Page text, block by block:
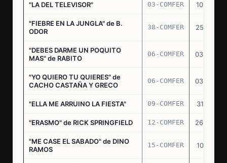
"LA DEL TELEVISOR" 03-COMFER 10.01.73
"FIEBRE EN LA JUNGLA" de B.
ODOR
38-COMFER 25.10.73
"DEBES DARME UN POQUITO
MAS" de RABITO
06-COMFER 03.05.74
"YO QUIERO TU QUIERES" de
CACHO CASTAÑA Y GRECO
06-COMFER 03.05.74
"ELLA ME ARRUINO LA FIESTA" 09-COMFER 31.07.74
"ERASMO" de RICK SPRINGFIELD 12-COMFER 26.09.74
"ME CASE EL SABADO" de DINO
RAMOS
15-COMFER 10.10.74